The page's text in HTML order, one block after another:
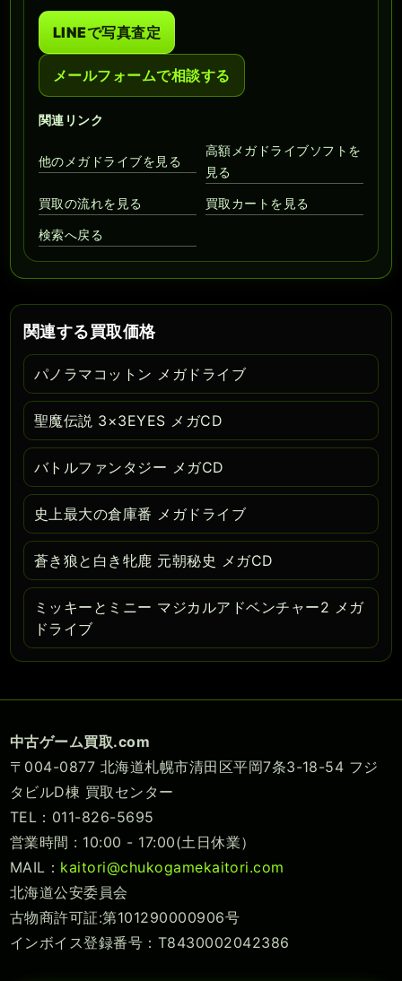
LINEで写真査定
メールフォームで相談する
関連リンク
他のメガドライブを見る
高額メガドライブソフトを
見る
買取の流れを見る 買取カートを見る
検索へ戻る
関連する買取価格
パノラマコットン メガドライブ
聖魔伝説 3×3EYES メガCD
バトルファンタジー メガCD
史上最大の倉庫番 メガドライブ
蒼き狼と白き牝鹿 元朝秘史 メガCD
ミッキーとミニー マジカルアドベンチャー2 メガ
ドライブ
中古ゲーム買取.com
〒004-0877 北海道札幌市清田区平岡7条3-18-54 フジ
タビルD棟 買取センター
TEL：011-826-5695
営業時間 : 10:00 - 17:00(土日休業）
MAIL： kaitori@chukogamekaitori.com
北海道公安委員会
古物商許可証:第101290000906号
インボイス登録番号：T8430002042386